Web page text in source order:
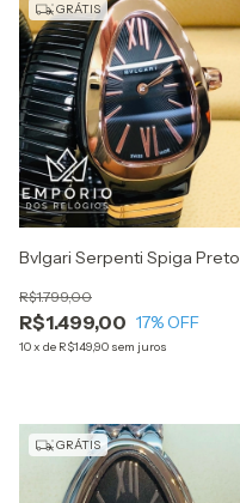
GRÁTIS
Bvlgari Serpenti Spiga Preto
R$1.499,00
R$1.799,00
17% OFF
10x de R$149,90 sem juros
GRÁTIS